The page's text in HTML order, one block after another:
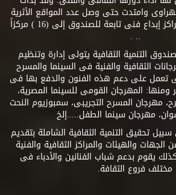
1996 ببيت الهراوى وامتدت حتى وصل عدد المواقع الأثرية
التى تم تحويلها إلى مراكز إبداع فنى تابعة للصندوق إلى (16 ) مركزاً
.. .
التنمية الثقافية يتولى إدارة وتنظيم
الثقافية والفنية فى السينما والمسرح
تعمل على دعم هذه الفنون والدفع بها فى
ومنها: المهرجان القومى للسينما المصرية،
مهرجان المسرح التجريبى، سمبوزيوم النحت
مهرجان سينما الطفل.....إلخ
تحقيق التنمية الثقافية الشاملة بتقديم
الجهات والهيئات والمراكز الثقافية والفنية
يقوم بدعم شباب الفنانين والأدباء فى
مختلف فروع الثقافة.